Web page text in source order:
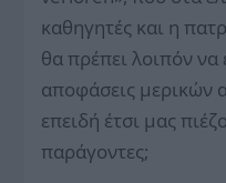
καθηγητές και η
θα πρέπει λοιπόν να
αποφάσεις μερικών
επειδή έτσι μας
παράγοντες;